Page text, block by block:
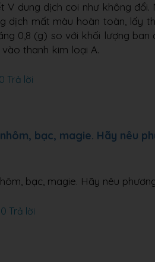
V dung dịch coi như không
dịch mất màu hoàn toàn, lấy
0,8 (g) so với khối lượng
thanh kim loại A.
0 Trả lời
bạc, magie. Hãy nêu
bạc, magie. Hãy nêu
0 Trả lời